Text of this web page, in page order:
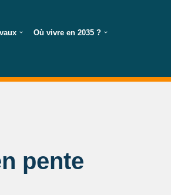
Où vivre en 2035 ?
pente